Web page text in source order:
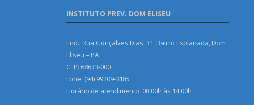
INSTITUTO PREV. DOM ELISEU
End.: Rua Gonçalves Dias, 31, Bairro Esplanada, Dom
Eliseu – PA
CEP: 68633-000
Fone: (94) 99209-3185
Horário de atendimento: 08:00h às 14:00h